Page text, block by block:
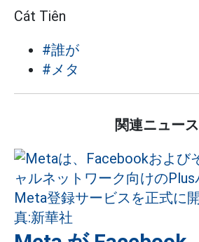
Cát Tiên
#誰が
#メタ
関連ニュース